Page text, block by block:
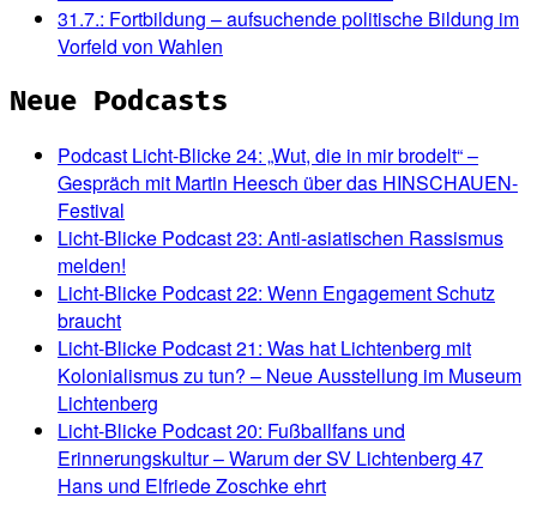
31.7.: Fortbildung – aufsuchende politische Bildung im
Vorfeld von Wahlen
Neue Podcasts
Podcast Licht-Blicke 24: „Wut, die in mir brodelt“ –
Gespräch mit Martin Heesch über das HINSCHAUEN-
Festival
Licht-Blicke Podcast 23: Anti-asiatischen Rassismus
melden!
Licht-Blicke Podcast 22: Wenn Engagement Schutz
braucht
Licht-Blicke Podcast 21: Was hat Lichtenberg mit
Kolonialismus zu tun? – Neue Ausstellung im Museum
Lichtenberg
Licht-Blicke Podcast 20: Fußballfans und
Erinnerungskultur – Warum der SV Lichtenberg 47
Hans und Elfriede Zoschke ehrt